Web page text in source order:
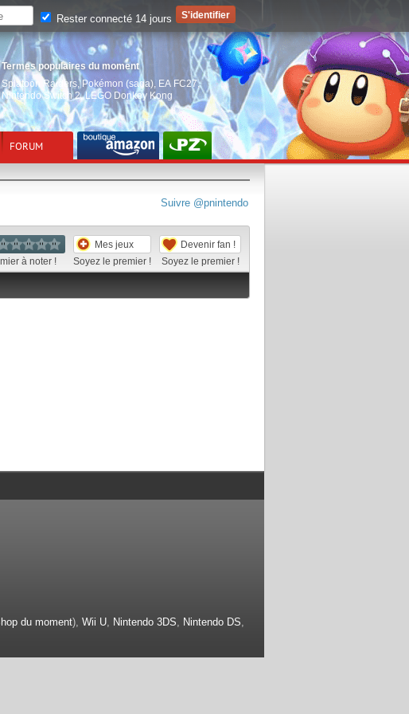
Termes populaires du moment
Splatoon Raiders, Pokémon (saga) EA FC27,
Nintendo Switch 2,LEGO Donkey Kong
FORUM
Suivre @pnintendo
à noter !
Mes jeux
Soyez le premier !
Devenir fan !
Soyez le premier !
du moment), Wii U, Nintendo 3DS, Nintendo DS,
Rester connecté 14 jours